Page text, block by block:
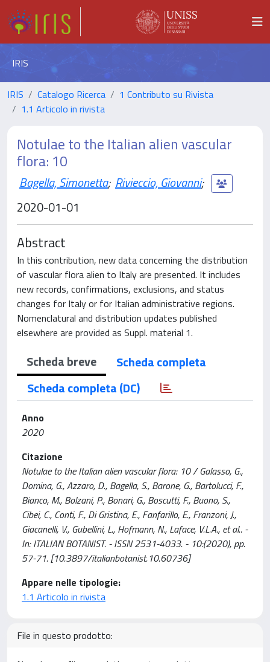
IRIS
IRIS Catalogo Ricerca
1 Contributo su Rivista
1.1 Articolo in rivista
Notulae to the Italian alien vascular
flora: 10
Bagella, Simonetta; Rivieccio, Giovanni;
2020-01-01
Abstract
In this contribution, new data concerning the distribution
of vascular flora alien to Italy are presented. It includes
new records, confirmations, exclusions, and status
changes for Italy or for Italian administrative regions.
Nomenclatural and distribution updates published
elsewhere are provided as Suppl. material 1.
Scheda breve
Scheda completa
Scheda completa (DC)
Anno
2020
Citazione
Notulae to the Italian alien vascular flora: 10 / Galasso, G.,
Domina, G., Azzaro, D., Bagella, S., Barone, G., Bartolucci, F.,
Bianco, M., Bolzani, P., Bonari, G., Boscutti, F., Buono, S.,
Cibei, C., Conti, F., Di Gristina, E., Fanfarillo, E., Franzoni, J.,
Giacanelli, V., Gubellini, L., Hofmann, N., Laface, V.L.A., et al.. -
In: ITALIAN BOTANIST. - ISSN 2531-4033. - 10:(2020), pp.
57-71. [10.3897/italianbotanist.10.60736]
Appare nelle tipologie:
1.1 Articolo in rivista
File in questo prodotto: